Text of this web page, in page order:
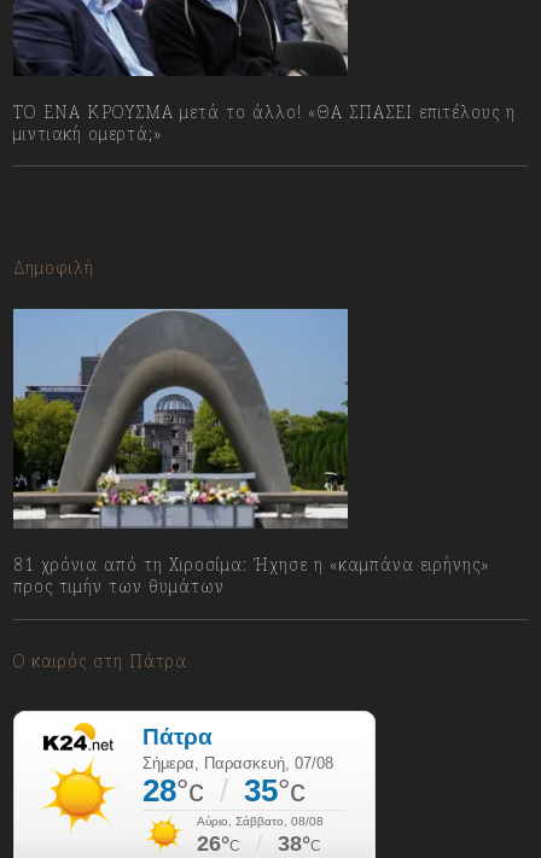
ΤΟ ΕΝΑ ΚΡΟΥΣΜΑ μετά το άλλο! «ΘΑ ΣΠΑΣΕΙ επιτέλους η
μιντιακή ομερτά;»
Δημοφιλή
81 χρόνια από τη Χιροσίμα: Ήχησε η «καμπάνα ειρήνης»
προς τιμήν των θυμάτων
Ο καιρός στη Πάτρα